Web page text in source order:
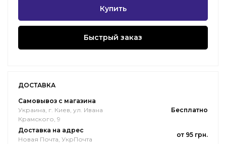
Купить
Быстрый заказ
ДОСТАВКА
Самовывоз с магазина
Украина, г. Киев, ул. Ивана
Крамского, 9
Бесплатно
Доставка на адрес
Новая Почта, УкрПочта
от 95 грн.